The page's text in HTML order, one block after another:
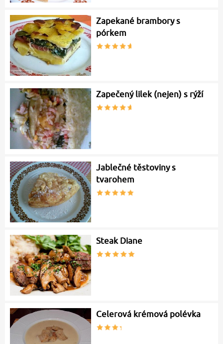
Zapekané brambory s
pórkem
Zapečený lilek (nejen) s rýží
Jablečné těstoviny s
tvarohem
Steak Diane
Celerová krémová polévka